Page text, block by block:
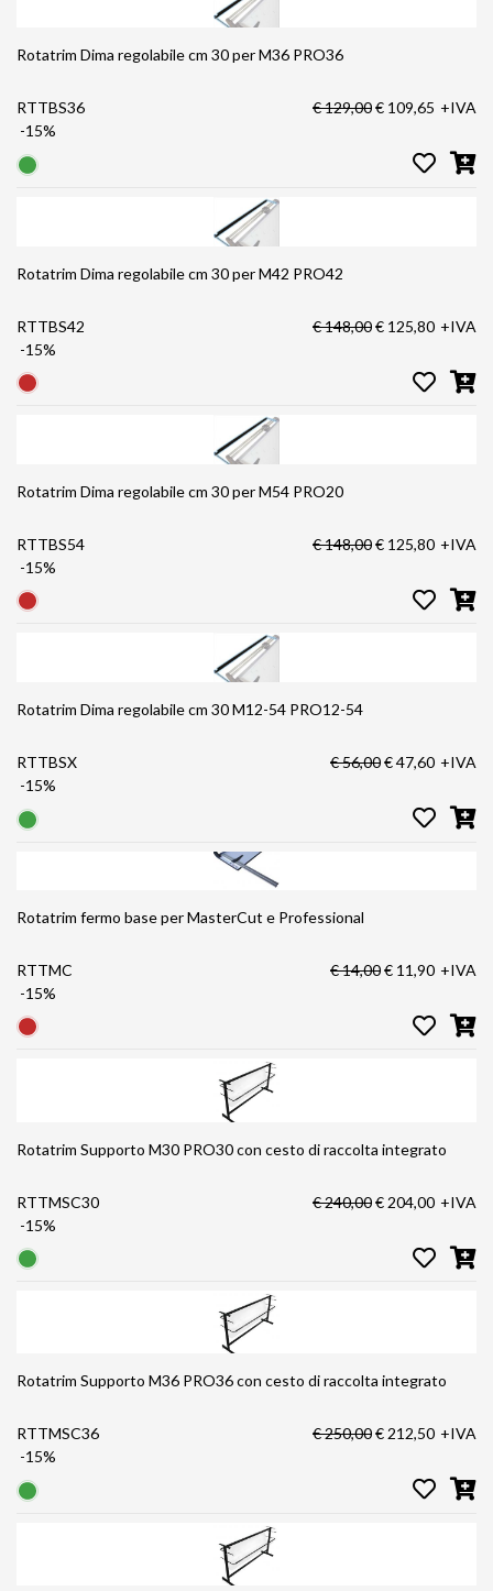
Rotatrim Dima regolabile cm 30 per M36 PRO36
RTTBS36
-15%
€ 129,00€ 109,65 +IVA
Rotatrim Dima regolabile cm 30 per M42 PRO42
RTTBS42
-15%
€ 148,00€ 125,80 +IVA
Rotatrim Dima regolabile cm 30 per M54 PRO20
RTTBS54
-15%
€ 148,00€ 125,80 +IVA
Rotatrim Dima regolabile cm 30 M12-54 PRO12-54
RTTBSX
-15%
€ 56,00€ 47,60 +IVA
Rotatrim fermo base per MasterCut e Professional
RTTMC
-15%
€ 14,00€ 11,90 +IVA
Rotatrim Supporto M30 PRO30 con cesto di raccolta integrato
RTTMSC30
-15%
€ 240,00€ 204,00 +IVA
Rotatrim Supporto M36 PRO36 con cesto di raccolta integrato
RTTMSC36
-15%
€ 250,00€ 212,50 +IVA